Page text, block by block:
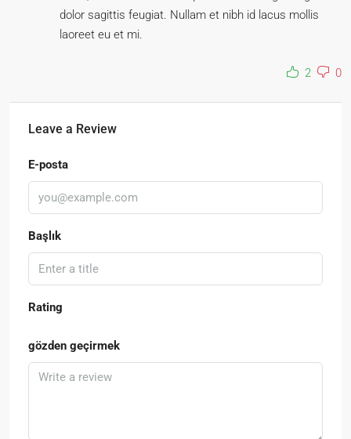
dolor sagittis feugiat. Nullam et nibh id lacus mollis
laoreet eu et mi.
2 0
Leave a Review
E-posta
Başlık
Rating
gözden geçirmek